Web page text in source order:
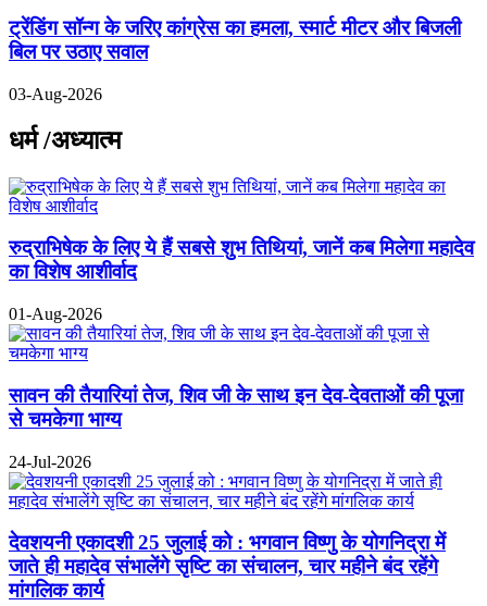
ट्रेंडिंग सॉन्ग के जरिए कांग्रेस का हमला, स्मार्ट मीटर और बिजली
बिल पर उठाए सवाल
03-Aug-2026
धर्म /अध्यात्म
रुद्राभिषेक के लिए ये हैं सबसे शुभ तिथियां, जानें कब मिलेगा महादेव
का विशेष आशीर्वाद
01-Aug-2026
सावन की तैयारियां तेज, शिव जी के साथ इन देव-देवताओं की पूजा
से चमकेगा भाग्य
24-Jul-2026
देवशयनी एकादशी 25 जुलाई को : भगवान विष्णु के योगनिद्रा में
जाते ही महादेव संभालेंगे सृष्टि का संचालन, चार महीने बंद रहेंगे
मांगलिक कार्य